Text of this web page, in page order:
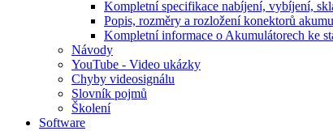
Kompletní specifikace nabíjení, vybíjení,
Popis, rozměry a rozložení konektorů
Kompletní informace o Akumulátorech ke
Návody
YouTube - Video ukázky
Chyby videosignálu
Slovník pojmů
Školení
Software